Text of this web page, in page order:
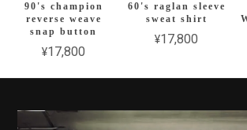
90's champion
reverse weave
snap button
¥17,800
60's raglan sleeve
sweat shirt
¥17,800